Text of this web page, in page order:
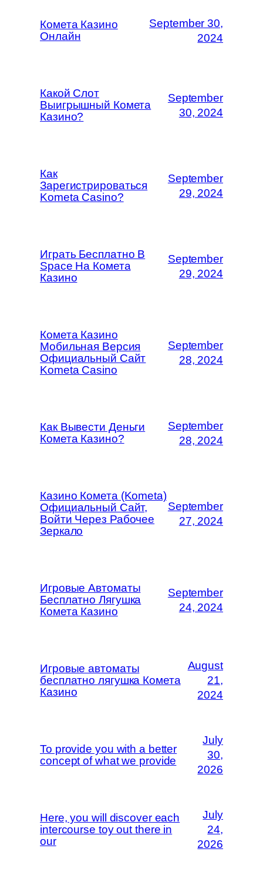
Комета Казино
Онлайн
September 30,
2024
Какой Слот
Выигрышный Комета
Казино?
September
30, 2024
Как
Зарегистрироваться
Kometa Casino?
September
29, 2024
Играть Бесплатно В
Space На Комета
Казино
September
29, 2024
Комета Казино
Мобильная Версия
Официальный Сайт
Kometa Casino
September
28, 2024
Как Вывести Деньги
Комета Казино?
September
28, 2024
Казино Комета (Kometa)
Официальный Сайт,
Войти Через Рабочее
Зеркало
September
27, 2024
Игровые Автоматы
Бесплатно Лягушка
Комета Казино
September
24, 2024
Игровые автоматы
бесплатно лягушка Комета
Казино
August
21,
2024
To provide you with a better
concept of what we provide
July
30,
2026
Here, you will discover each
intercourse toy out there in
our
July
24,
2026